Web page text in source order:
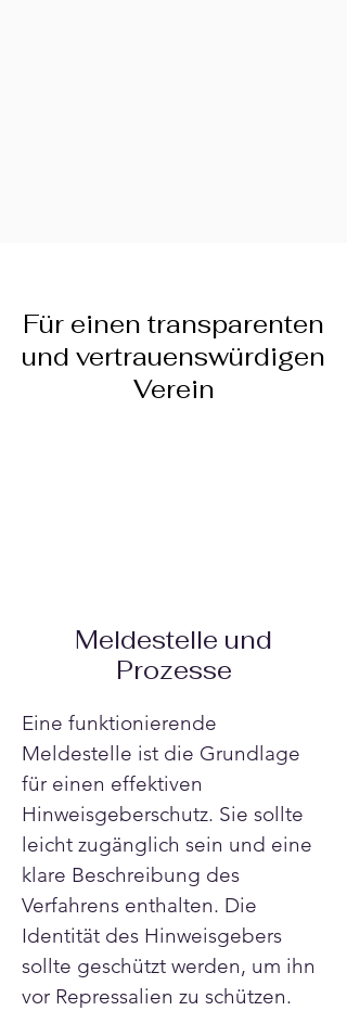
Für einen transparenten
und vertrauenswürdigen
Verein
Meldestelle und
Prozesse
Eine funktionierende
Meldestelle ist die Grundlage
für einen effektiven
Hinweisgeberschutz. Sie sollte
leicht zugänglich sein und eine
klare Beschreibung des
Verfahrens enthalten. Die
Identität des Hinweisgebers
sollte geschützt werden, um ihn
vor Repressalien zu schützen.